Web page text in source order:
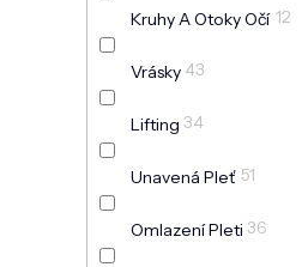
Kruhy A Otoky Očí 12
Vrásky 43
Lifting 34
Unavená Pleť 51
Omlazení Pleti 36